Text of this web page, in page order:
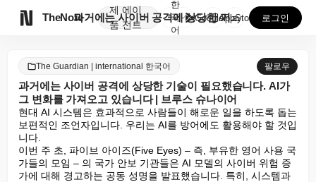
TheNote
제
품
에이
전트
과거에는 사이버 공격에 상당한 기술이 필요했습니다. A...
한
국
어
GooglePlay
AppStore 로그인
The Guardian | international 한국어 팔로우
과거에는 사이버 공격에 상당한 기술이 필요했습니다. AI가
그 변화를 가져오고 있습니다 | 브루스 슈나이어
현대 AI 시스템은 효과적으로 사람들이 해로운 일을 하도록 돕는
보편적인 조언자입니다. 우리는 AI를 방어에도 활용해야 할 것입
니다.
이번 주 초, 파이브 아이즈(Five Eyes) – 즉, 부유한 영어 사용 국
가들의 모임 – 의 국가 안보 기관들은 AI 모델의 사이버 위험 증
가에 대해 경고하는 공동 성명을 발표했습니다. 특히, 시스템과